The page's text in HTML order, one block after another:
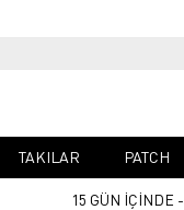
TAKILAR PATCH
15 GÜN İÇİNDE -